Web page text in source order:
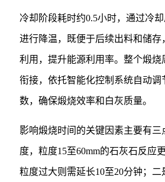
冷却阶段耗时约0.5小时，通过冷
进行降温，既便于后续出料和储存
利用，提升能源利用率。整个煅烧
衔接，依托智能化控制系统自动调
数，确保煅烧效率和白灰质量。
影响煅烧时间的关键因素主要有三
度，粒度15至60mm的石灰石反应
粒度过大则需延长10至20分钟；